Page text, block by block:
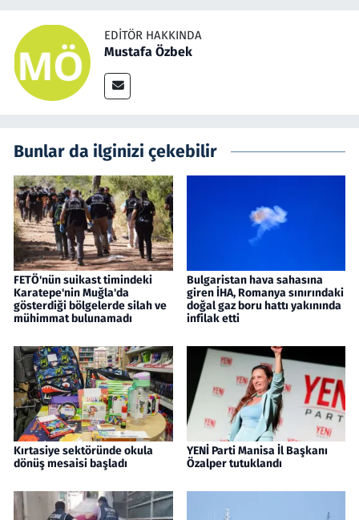
EDITÖR HAKKINDA
Mustafa Özbek
Bunlar da ilginizi çekebilir
FETÖ'nün suikast timindeki
Karatepe'nin Muğla'da
gösterdiği bölgelerde silah ve
mühimmat bulunamadı
Bulgaristan hava sahasına
giren İHA, Romanya sınırındaki
doğal gaz boru hattı yakınında
infilak etti
Kırtasiye sektöründe okula
dönüş mesaisi başladı
YENİ Parti Manisa İl Başkanı
Özalper tutuklandı